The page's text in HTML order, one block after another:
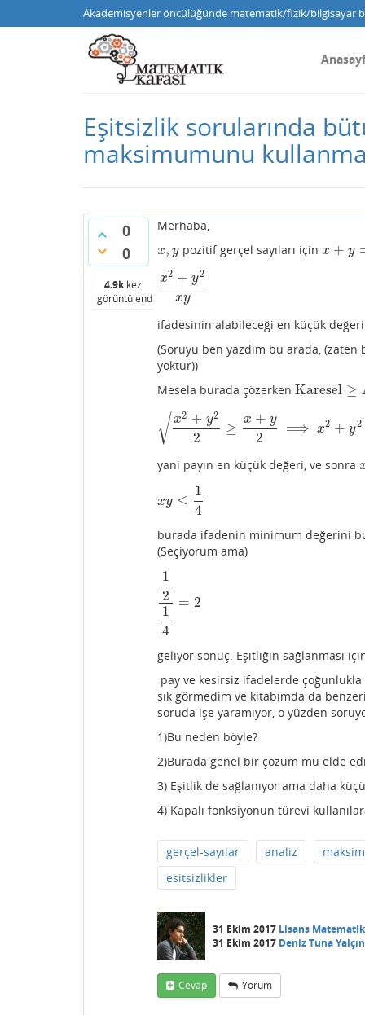
Akademisyenler öncülüğünde matematik/fizik/bilgisayar
Eşitsizlik sorularında
maksimumunu
0
0
4.9kkez
görüntülendi
Merhaba,
x, y
x,y pozitif gerçel sayıları içinx + y
x+y= 1
x2 + y2
xy
x2+y2xy
ifadesinin alabileceği en küçük
(Soruyu ben yazdım bu arada,
yoktur))
Mesela burada çözerken Karesel ≥
Karesel≥
x2 + y2
2
− −
−−−−−
√ ≥ x + y
2
⟹ x2 + y2
x2 +y2 2≥x+y2⟹x2+ y2≥ 12
yani payın en küçük değeri, ve sonra x
xy ≤
1
4
xy ≤1 4
burada ifadenin minimum değerini
(Seçiyorum ama)
1
2
1
4
= 2
12 14= 2
geliyor sonuç. Eşitliğin sağlanması
pay ve kesirsiz ifadelerde
sık görmedim ve kitabımda da
soruda işe yaramıyor, o yüzden
1)Bu neden böyle?
2)Burada genel bir çözüm mü elde
3) Eşitlik de sağlanıyor ama daha
4) Kapalı fonksiyonun türevi
gerçel-sayılar analiz
esitsizlikler
31 Ekim 2017 Lisans Matematik
31 Ekim 2017 Deniz Tuna Yalçın
Cevap Yorum